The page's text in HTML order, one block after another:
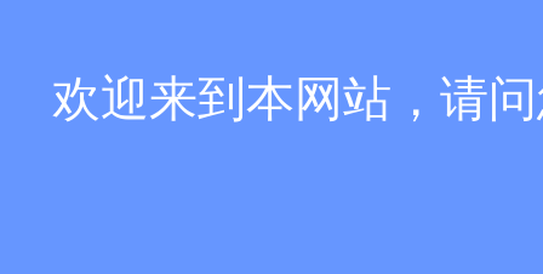
欢迎来到本网站，请